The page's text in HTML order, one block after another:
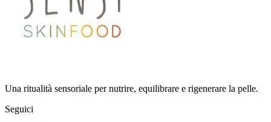
Una ritualità sensoriale per nutrire, equilibrare e rigenerare la pelle.
Seguici